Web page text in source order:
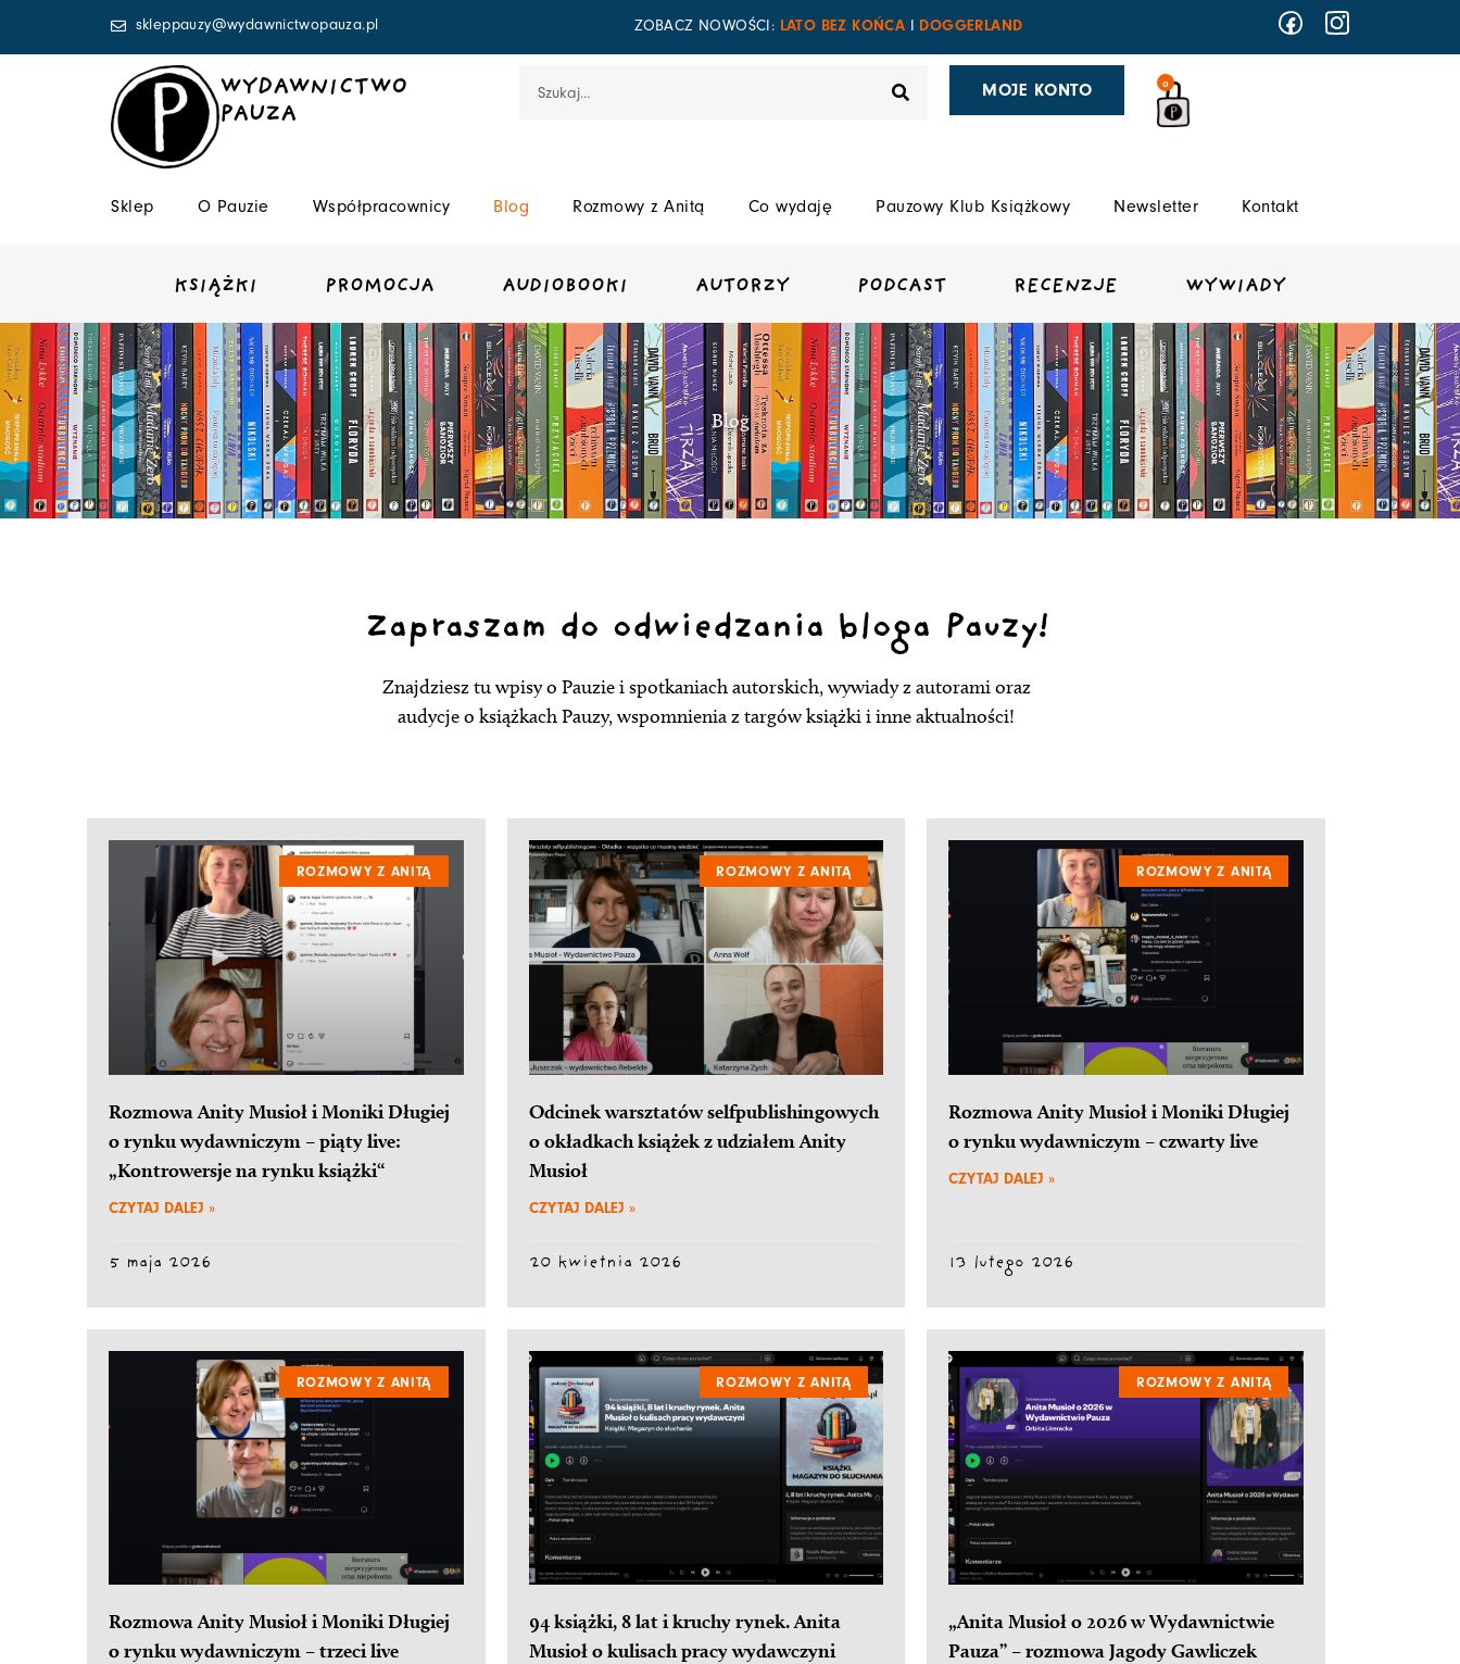
skleppauzy@wydawnictwopauza.pl ZOBACZ NOWOŚCI: LATO BEZ KOŃCA DOGGERLAND
WYDAWNICTWO
PAUZA
MOJE KONTO 0
Sklep O Pauzie Współpracownicy Blog Rozmowy z Anitą Co wydaję Pauzowy Klub Książkowy Newsletter Kontakt
KSIĄŻKI PROMOCJA AUDIOBOOKI AUTORZY PODCAST RECENZJE WYWIADY
Blog
Zapraszam do odwiedzania bloga Pauzy!
Znajdziesz tu wpisy o Pauzie i spotkaniach autorskich, wywiady z autorami oraz
audycje o książkach Pauzy, wspomnienia z targów książki i inne aktualności!
ROZMOWY Z ANITĄ
Rozmowa Anity Musioł i Moniki Długiej
o rynku wydawniczym – piąty live:
„Kontrowersje na rynku książki“
CZYTAJ DALEJ »
5 maja 2026
ROZMOWY Z ANITĄ
Odcinek warsztatów selfpublishingowych
o okładkach książek z udziałem Anity
Musioł
CZYTAJ DALEJ »
20 kwietnia 2026
ROZMOWY Z ANITĄ
Rozmowa Anity Musioł i Moniki Długiej
o rynku wydawniczym – czwarty live
CZYTAJ DALEJ »
13 lutego 2026
ROZMOWY Z ANITĄ
Rozmowa Anity Musioł i Moniki Długiej
o rynku wydawniczym – trzeci live
ROZMOWY Z ANITĄ
94 książki, 8 lat i kruchy rynek. Anita
Musioł o kulisach pracy wydawczyni
ROZMOWY Z ANITĄ
„Anita Musioł o 2026 w Wydawnictwie
Pauza” – rozmowa Jagody Gawliczek